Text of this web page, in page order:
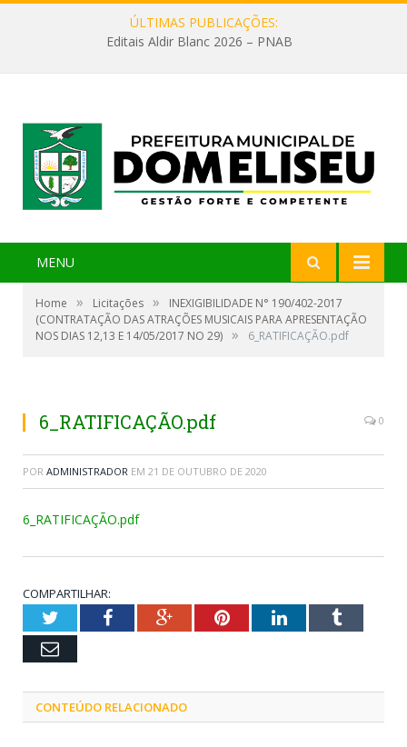
ÚLTIMAS PUBLICAÇÕES:
Editais Aldir Blanc 2026 – PNAB
MENU
Home » Licitações »
INEXIGIBILIDADE N° 190/402-2017
(CONTRATAÇÃO DAS ATRAÇÕES MUSICAIS PARA APRESENTAÇÃO
NOS DIAS 12,13 E 14/05/2017 NO 29) » 6_RATIFICAÇÃO.pdf
6_RATIFICAÇÃO.pdf 0
POR ADMINISTRADOR EM 21 DE OUTUBRO DE 2020
6_RATIFICAÇÃO.pdf
COMPARTILHAR:
TwitterFacebookGoogle+PinterestLinkedInTumblr
Email
CONTEÚDO RELACIONADO